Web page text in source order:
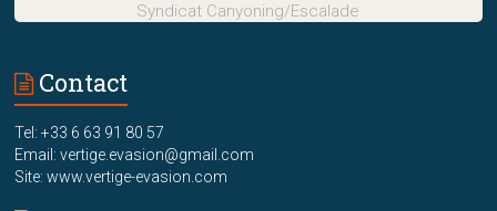
Syndicat Canyoning/Escalade
Contact
Tel: +33 6 63 91 80 57
Email: vertige.evasion@gmail.com
Site: www.vertige-evasion.com